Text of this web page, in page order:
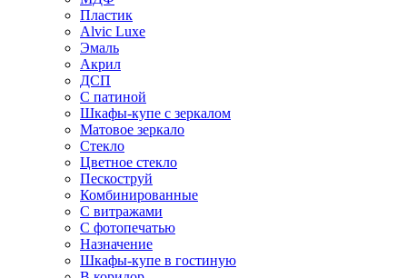
Пластик
Alvic Luxe
Эмаль
Акрил
ДСП
С патиной
Шкафы-купе с зеркалом
Матовое зеркало
Стекло
Цветное стекло
Пескоструй
Комбинированные
С витражами
С фотопечатью
Назначение
Шкафы-купе в гостиную